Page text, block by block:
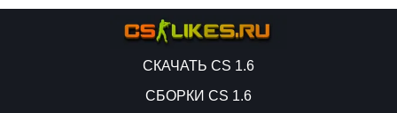
СКАЧАТЬ CS 1.6
СБОРКИ CS 1.6